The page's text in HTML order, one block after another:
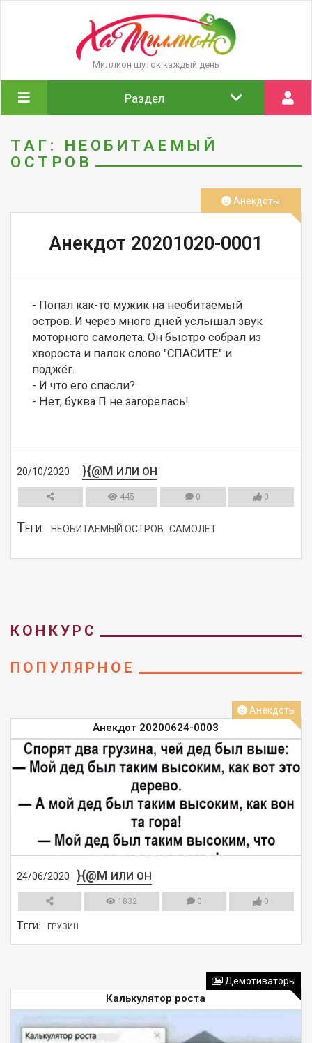
Миллион шуток каждый день
Раздел
ТАГ: НЕОБИТАЕМЫЙ
ОСТРОВ
Анекдот 20201020-0001
- Попал как-то мужик на необитаемый
остров. И через много дней услышал звук
моторного самолёта. Он быстро собрал из
хвороста и палок слово "СПАСИТЕ" и
поджёг.
- И что его спасли?
- Нет, буква П не загорелась!
20/10/2020 }{@M ИЛИ ОН
445 0 0
Анекдоты
ТЕГИ: НЕОБИТАЕМЫЙ ОСТРОВ САМОЛЕТ
КОНКУРС
ПОПУЛЯРНОЕ
Анекдот 20200624-0003
24/06/2020 }{@M ИЛИ ОН
1832 0 0
Анекдоты
ТЕГИ: ГРУЗИН
Калькулятор роста
Демотиваторы